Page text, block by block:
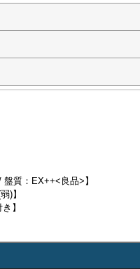
質：EX++<良品>】
)】
】